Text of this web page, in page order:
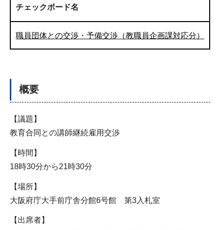
チェックボード名
職員団体との交渉・予備交渉（教職員企画課対応分）
概要
【議題】
教育合同との講師継続雇用交渉
【時間】
18時30分から21時30分
【場所】
大阪府庁大手前庁舎分館6号館 第3入札室
【出席者】